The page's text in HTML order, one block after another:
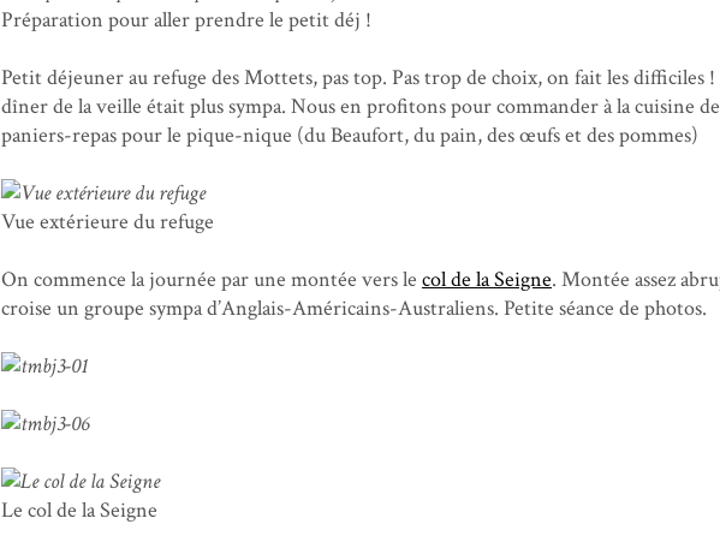
Préparation pour aller prendre le petit déj !
Petit déjeuner au refuge des Mottets, pas top. Pas trop de choix, on fait les difficiles !
dîner de la veille était plus sympa. Nous en profitons pour commander à la cuisine
paniers-repas pour le pique-nique (du Beaufort, du pain, des œufs et des pommes)
Vue extérieure du refuge
On commence la journée par une montée vers le col de la Seigne. Montée assez
croise un groupe sympa d’Anglais-Américains-Australiens. Petite séance de photos.
Le col de la Seigne